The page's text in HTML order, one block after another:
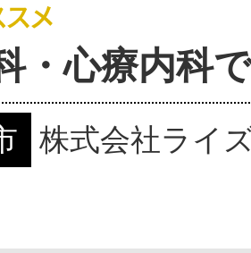
・心療内科
株式会社ライ